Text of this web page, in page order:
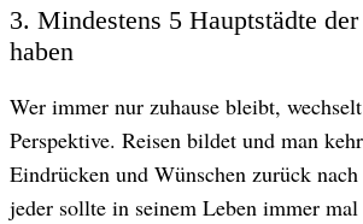
3. Mindestens 5 Hauptstädte
haben
Wer immer nur zuhause bleibt,
Perspektive. Reisen bildet und man
Eindrücken und Wünschen zurück
jeder sollte in seinem Leben immer